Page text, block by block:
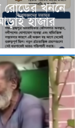
রোডের খননে
হাজার